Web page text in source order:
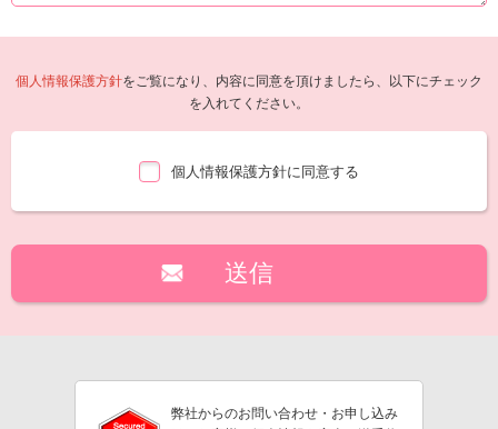
個人情報保護方針をご覧になり、内容に同意を頂けましたら、以下にチェック
を入れてください。
個人情報保護方針に同意する
弊社からのお問い合わせ・お申し込み